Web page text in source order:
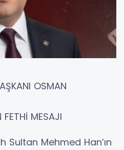
OSMAN
FETHİ MESAJI
Sultan Mehmed Han’ın